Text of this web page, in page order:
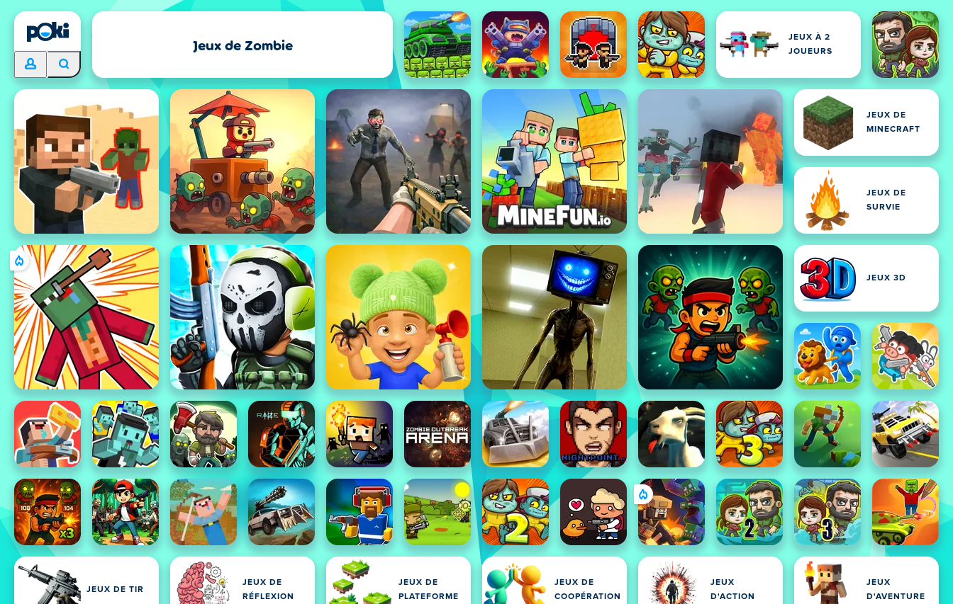
Jeux de Zombie
JEUX À 2
JOUEURS
JEUX DE
MINECRAFT
JEUX DE
SURVIE
JEUX 3D
JEUX DE TIR
JEUX DE
RÉFLEXION
JEUX DE
PLATEFORME
JEUX DE
COOPÉRATION
JEUX
D'ACTION
JEUX
D'AVENTURE